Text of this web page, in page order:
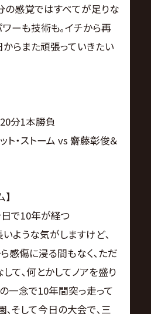
感覚ではすべてが足りな
ワーも技術も｡イチから再
らまた頑張っていきたい
分1本勝負
ト・ストーム vs 齋藤彰俊＆
日で10年が経つ
ような気がしますけど､
感傷に浸る間もなく､ただ
て､何とかしてノアを盛り
一念で10年間突っ走って
､そして今日の大会で､三